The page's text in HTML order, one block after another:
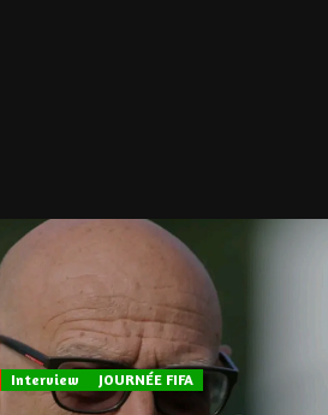
Interview JOURNÉE FIFA